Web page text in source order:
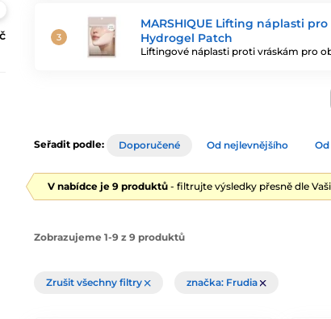
MARSHIQUE Lifting náplasti
Hydrogel Patch
Liftingové náplasti proti vráskám pro
Seřadit podle: Doporučené Od nejlevnějšího
V nabídce je 9 produktů - filtrujte výsledky přesně dle
Zobrazujeme 1-9 z 9 produktů
Zrušit všechny filtry značka: Frudia